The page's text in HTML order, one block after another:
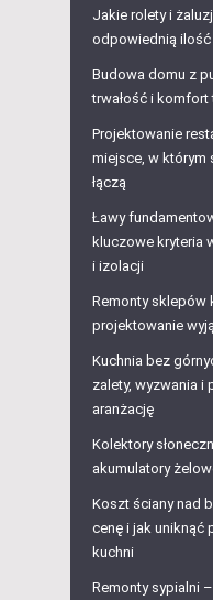
Jakie rolety i
odpowiednią ilość
Budowa domu z
trwałość i komfort
Projektowanie
miejsce, w którym
łączą
Ławy
kluczowe kryteria
i izolacji
Remonty sklepów
projektowanie
Kuchnia bez
zalety, wyzwania i
aranżację
Kolektory
akumulatory
Koszt ściany nad
cenę i jak uniknąć
kuchni
Remonty sypialni